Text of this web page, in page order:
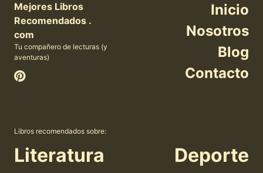
Mejores Libros
Recomendados .
com
Tu compañero de lecturas (y
aventuras)
Inicio
Nosotros
Blog
Contacto
Libros recomendados sobre:
Literatura
Deporte